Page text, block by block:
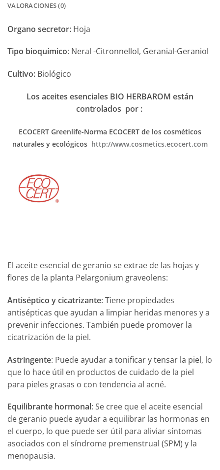
VALORACIONES (0)
Organo secretor: Hoja
Tipo bioquímico: Neral -Citronnellol, Geranial-Geraniol
Cultivo: Biológico
Los aceites esenciales BIO HERBAROM están
controlados por :
ECOCERT Greenlife-Norma ECOCERT de los cosméticos
naturales y ecológicos http://www.cosmetics.ecocert.com
El aceite esencial de geranio se extrae de las hojas y
flores de la planta Pelargonium graveolens:
Antiséptico y cicatrizante: Tiene propiedades
antisépticas que ayudan a limpiar heridas menores y a
prevenir infecciones. También puede promover la
cicatrización de la piel.
Astringente: Puede ayudar a tonificar y tensar la piel, lo
que lo hace útil en productos de cuidado de la piel
para pieles grasas o con tendencia al acné.
Equilibrante hormonal: Se cree que el aceite esencial
de geranio puede ayudar a equilibrar las hormonas en
el cuerpo, lo que puede ser útil para aliviar síntomas
asociados con el síndrome premenstrual (SPM) y la
menopausia.